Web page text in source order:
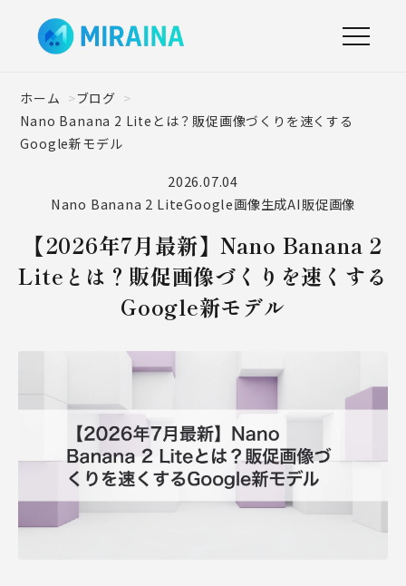
ホーム
ブログ
Nano Banana 2 Liteとは？販促画像づくりを速くする
Google新モデル
2026.07.04
Nano Banana 2 LiteGoogle画像生成AI販促画像
【2026年7月最新】Nano Banana 2
Liteとは？販促画像づくりを速くする
Google新モデル